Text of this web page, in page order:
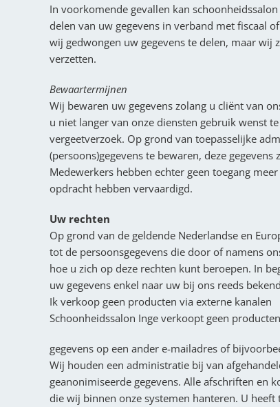
In voorkomende gevallen kan
delen van uw gegevens in verband met fiscaal
wij gedwongen uw gegevens te delen, maar
verzetten.
Bewaartermijnen
Wij bewaren uw gegevens zolang u cliënt van
u niet langer van onze diensten gebruik wenst
vergeetverzoek. Op grond van toepasselijke
(persoons)gegevens te bewaren, deze
Medewerkers hebben echter geen toegang
opdracht hebben vervaardigd.
Uw rechten
Op grond van de geldende Nederlandse en
tot de persoonsgegevens die door of namens
hoe u zich op deze rechten kunt beroepen. In
uw gegevens enkel naar uw bij ons reeds
Ik verkoop geen producten via externe kanalen
Schoonheidssalon Inge verkoopt geen
gegevens op een ander e-mailadres of
Wij houden een administratie bij van
geanonimiseerde gegevens. Alle afschriften en
die wij binnen onze systemen hanteren. U